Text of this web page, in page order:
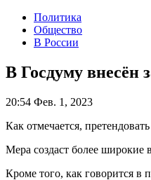
Политика
Общество
В России
В Госдуму внесён
20:54 Фев. 1, 2023
Как отмечается,
Мера создаст более широкие
Кроме того, как говорится в